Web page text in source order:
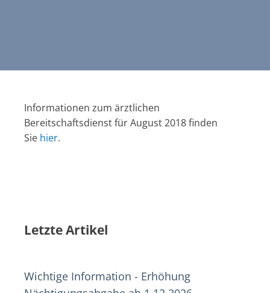
Informationen zum ärztlichen
Bereitschaftsdienst für August 2018 finden
Sie hier.
Letzte Artikel
Wichtige Information - Erhöhung